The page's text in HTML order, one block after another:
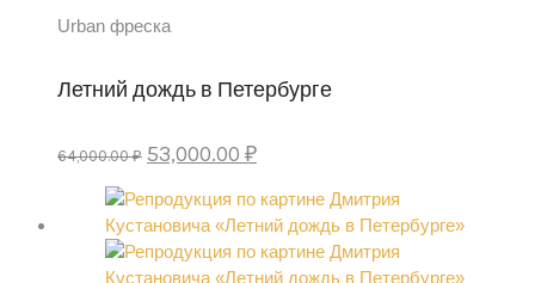
Urban фреска
Летний дождь в Петербурге
64,000.00 ₽ Первоначальная
составляла
64,000.00 ₽.
53,000.00 ₽Текущая
53,000.00 ₽.